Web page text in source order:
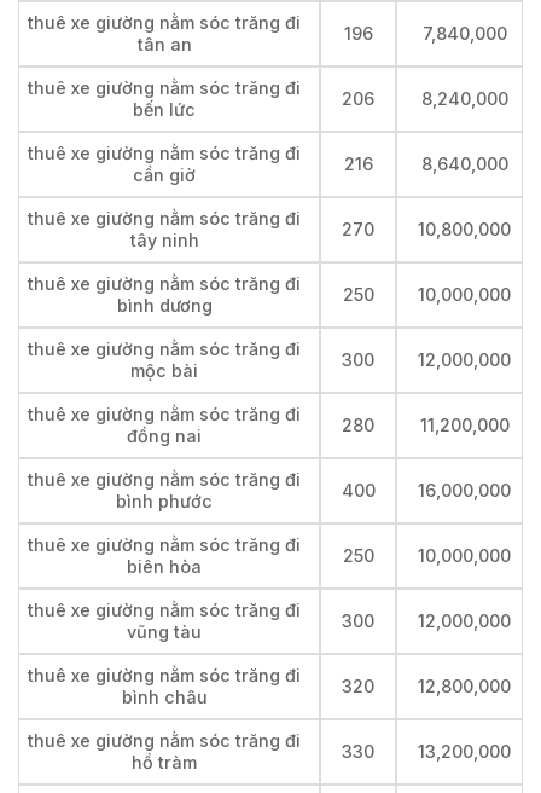
thuê xe giường nằm sóc trăng đi
tân an
196 7,840,000
thuê xe giường nằm sóc trăng đi
bến lức
206 8,240,000
thuê xe giường nằm sóc trăng đi
cần giờ
216 8,640,000
thuê xe giường nằm sóc trăng đi
tây ninh
270 10,800,000
thuê xe giường nằm sóc trăng đi
bình dương
250 10,000,000
thuê xe giường nằm sóc trăng đi
mộc bài
300 12,000,000
thuê xe giường nằm sóc trăng đi
đồng nai
280 11,200,000
thuê xe giường nằm sóc trăng đi
bình phước
400 16,000,000
thuê xe giường nằm sóc trăng đi
biên hòa
250 10,000,000
thuê xe giường nằm sóc trăng đi
vũng tàu
300 12,000,000
thuê xe giường nằm sóc trăng đi
bình châu
320 12,800,000
thuê xe giường nằm sóc trăng đi
hồ tràm
330 13,200,000